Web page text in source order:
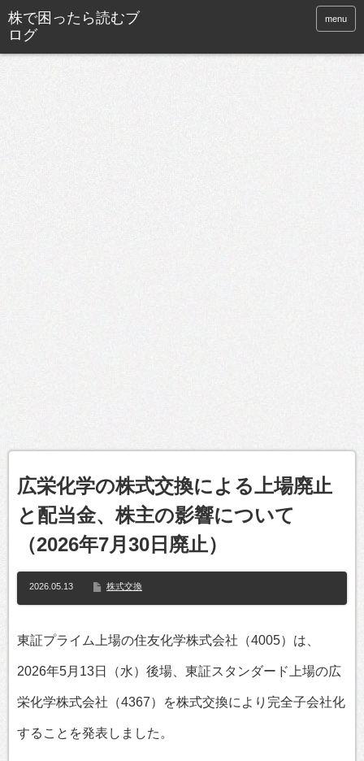
株で困ったら読むブ
ログ
menu
広栄化学の株式交換による上場廃止
と配当金、株主の影響について
（2026年7月30日廃止）
2026.05.13 株式交換
東証プライム上場の住友化学株式会社（4005）は、
2026年5月13日（水）後場、東証スタンダード上場の広
栄化学株式会社（4367）を株式交換により完全子会社化
することを発表しました。